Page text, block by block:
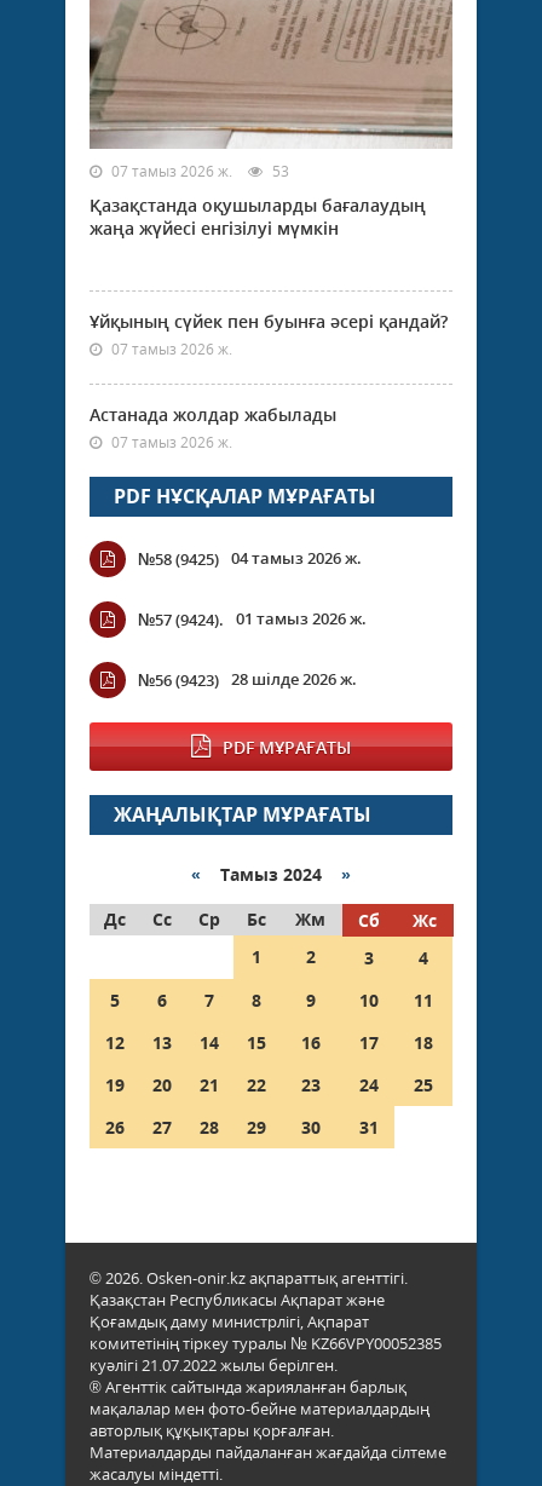
07 тамыз 2026 ж. 53
Қазақстанда оқушыларды бағалаудың
жаңа жүйесі енгізілуі мүмкін
Ұйқының сүйек пен буынға әсері қандай?
07 тамыз 2026 ж.
Астанада жолдар жабылады
07 тамыз 2026 ж.
PDF НҰСҚАЛАР МҰРАҒАТЫ
№58 (9425) 04 тамыз 2026 ж.
№57 (9424). 01 тамыз 2026 ж.
№56 (9423) 28 шілде 2026 ж.
PDF МҰРАҒАТЫ
ЖАҢАЛЫҚТАР МҰРАҒАТЫ
« Тамыз 2024 »
Дс
Сс Ср Бс Жм Сб
Жс
1
2 3
4
5
6 7 8 9 10
11
12
13 14 15 16 17
18
19
20 21 22 23 24
25
26
27 28 29 30 31
© 2026. Osken-onir.kz ақпараттық агенттігі.
Қазақстан Республикасы Ақпарат және
Қоғамдық даму министрлігі, Ақпарат
комитетінің тіркеу туралы № KZ66VPY00052385
куәлігі 21.07.2022 жылы берілген.
® Агенттік сайтында жарияланған барлық
мақалалар мен фото-бейне материалдардың
авторлық құқықтары қорғалған.
Материалдарды пайдаланған жағдайда сілтеме
жасалуы міндетті.